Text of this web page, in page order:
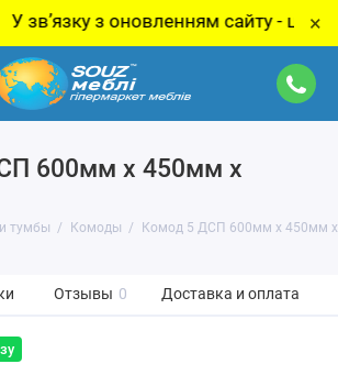
з оновленням сайту - ціну за ×
600мм x 450мм x
тумбы Комоды Комод 5 ДСП 600мм x 450мм
Отзывы 0 Доставка и оплата